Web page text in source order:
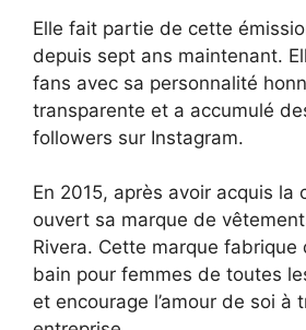
Elle fait partie de cette
depuis sept ans maintenant.
fans avec sa personnalité
transparente et a accumulé
followers sur Instagram.
En 2015, après avoir acquis la
ouvert sa marque de
Rivera. Cette marque fabrique
bain pour femmes de toutes
et encourage l’amour de soi à